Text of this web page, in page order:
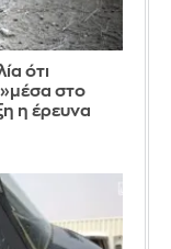
ότι
στο
η έρευνα